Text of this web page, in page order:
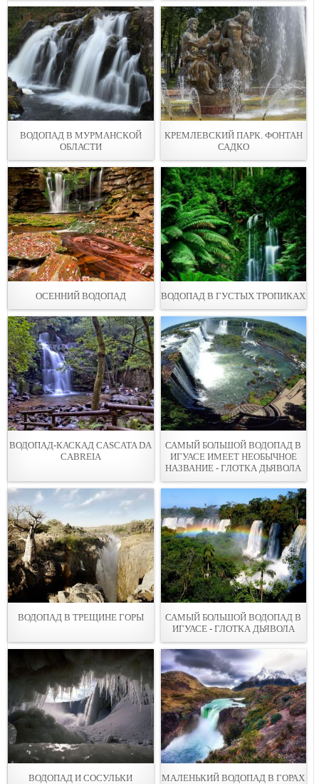
ВОДОПАД В МУРМАНСКОЙ
ОБЛАСТИ
КРЕМЛЕВСКИЙ ПАРК. ФОНТАН
САДКО
ОСЕННИЙ ВОДОПАД ВОДОПАД В ГУСТЫХ ТРОПИКАХ
ВОДОПАД-КАСКАД CASCATA DA
CABREIA
САМЫЙ БОЛЬШОЙ ВОДОПАД В
ИГУАСЕ ИМЕЕТ НЕОБЫЧНОЕ
НАЗВАНИЕ - ГЛОТКА ДЬЯВОЛА
ВОДОПАД В ТРЕЩИНЕ ГОРЫ
САМЫЙ БОЛЬШОЙ ВОДОПАД В
ИГУАСЕ - ГЛОТКА ДЬЯВОЛА
ВОДОПАД И СОСУЛЬКИ МАЛЕНЬКИЙ ВОДОПАД В ГОРАХ